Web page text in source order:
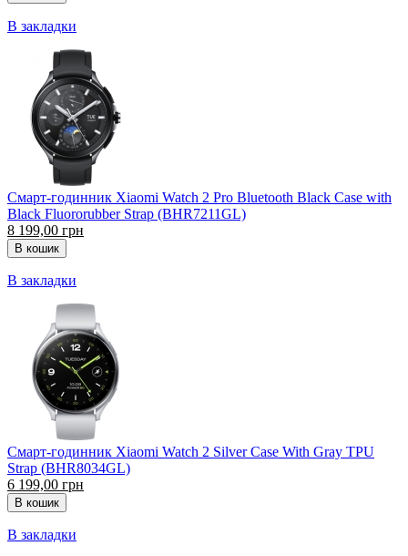
В закладки
Смарт-годинник Xiaomi Watch 2 Pro Bluetooth Black Case with
Black Fluororubber Strap (BHR7211GL)
8 199,00 грн
В закладки
Смарт-годинник Xiaomi Watch 2 Silver Case With Gray TPU
Strap (BHR8034GL)
6 199,00 грн
В закладки